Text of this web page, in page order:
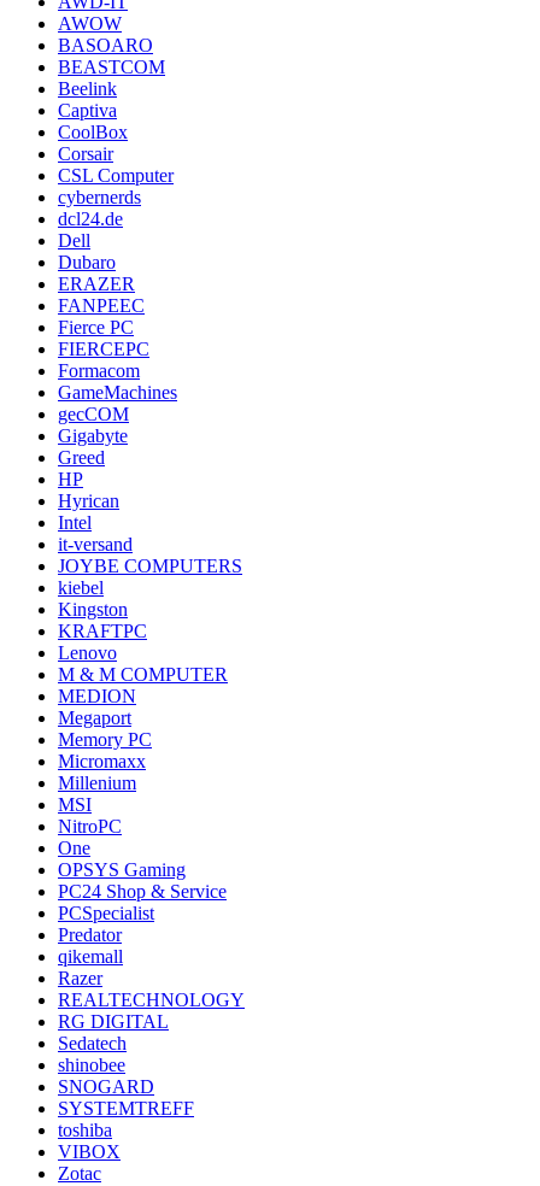
AWOW
BASOARO
BEASTCOM
Beelink
Captiva
CoolBox
Corsair
CSL Computer
cybernerds
dcl24.de
Dell
Dubaro
ERAZER
FANPEEC
Fierce PC
FIERCEPC
Formacom
GameMachines
gecCOM
Gigabyte
Greed
HP
Hyrican
Intel
it-versand
JOYBE COMPUTERS
kiebel
Kingston
KRAFTPC
Lenovo
M & M COMPUTER
MEDION
Megaport
Memory PC
Micromaxx
Millenium
MSI
NitroPC
One
OPSYS Gaming
PC24 Shop & Service
PCSpecialist
Predator
qikemall
Razer
REALTECHNOLOGY
RG DIGITAL
Sedatech
shinobee
SNOGARD
SYSTEMTREFF
toshiba
VIBOX
Zotac